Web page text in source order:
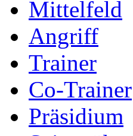
Mittelfeld
Angriff
Trainer
Co-Trainer
Präsidium